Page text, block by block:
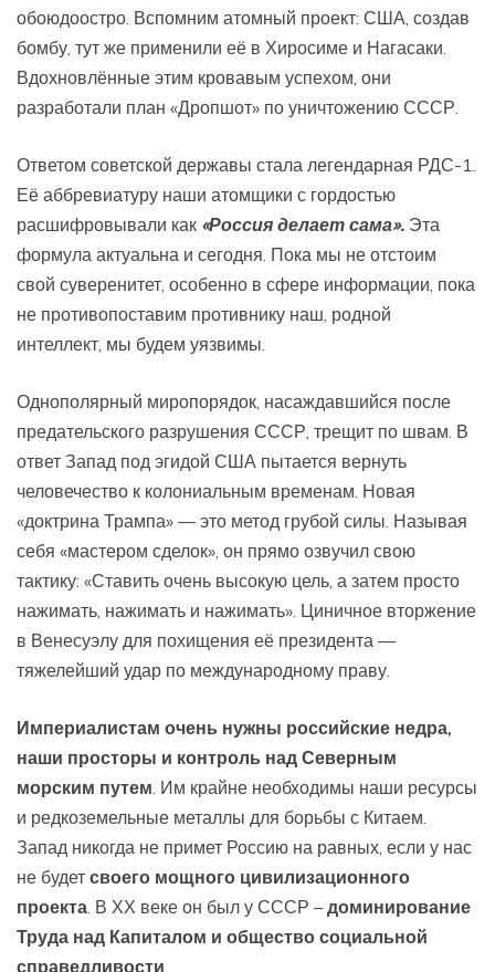
обоюдоостро. Вспомним атомный проект: США, создав
бомбу, тут же применили её в Хиросиме и Нагасаки.
Вдохновлённые этим кровавым успехом, они
разработали план «Дропшот» по уничтожению СССР.
Ответом советской державы стала легендарная РДС-1.
Её аббревиатуру наши атомщики с гордостью
расшифровывали как «Россия делает сама». Эта
формула актуальна и сегодня. Пока мы не отстоим
свой суверенитет, особенно в сфере информации, пока
не противопоставим противнику наш, родной
интеллект, мы будем уязвимы.
Однополярный миропорядок, насаждавшийся после
предательского разрушения СССР, трещит по швам. В
ответ Запад под эгидой США пытается вернуть
человечество к колониальным временам. Новая
«доктрина Трампа» — это метод грубой силы. Называя
себя «мастером сделок», он прямо озвучил свою
тактику: «Ставить очень высокую цель, а затем просто
нажимать, нажимать и нажимать». Циничное вторжение
в Венесуэлу для похищения её президента —
тяжелейший удар по международному праву.
Империалистам очень нужны российские недра,
наши просторы и контроль над Северным
морским путем . Им крайне необходимы наши ресурсы
и редкоземельные металлы для борьбы с Китаем.
Запад никогда не примет Россию на равных, если у нас
не будет своего мощного цивилизационного
проекта . В ХХ веке он был у СССР – доминирование
Труда над Капиталом и общество социальной
справедливости